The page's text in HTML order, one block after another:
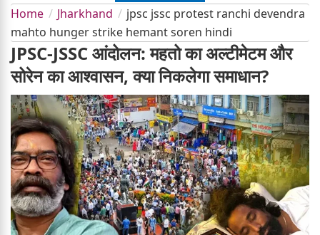
Home Jharkhand
jpsc jssc protest ranchi devendra
mahto hunger strike hemant soren hindi
JPSC-JSSC आंदोलन: महतो का अल्टीमेटम और
सोरेन का आश्वासन, क्या निकलेगा समाधान?